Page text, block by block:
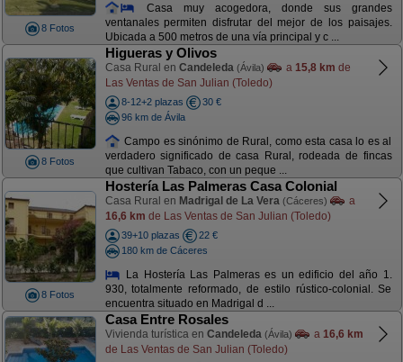
8 Fotos
Casa muy acogedora, donde sus grandes
ventanales permiten disfrutar del mejor de los paisajes.
Ubicada a 500 metros de una vía principal y c ...
8 Fotos
Higueras y Olivos
Casa Rural en Candeleda (Ávila) a 15,8 km de
Las Ventas de San Julian (Toledo)
8-12+2 plazas
30 €
96 km de Ávila
Campo es sinónimo de Rural, como esta casa lo es al
verdadero significado de casa Rural, rodeada de fincas
que cultivan Tabaco, con un peque ...
8 Fotos
Hostería Las Palmeras Casa Colonial
Casa Rural en Madrigal de La Vera (Cáceres)
a
16,6 km de Las Ventas de San Julian (Toledo)
39+10 plazas
22 €
180 km de Cáceres
La Hostería Las Palmeras es un edificio del año 1.
930, totalmente reformado, de estilo rústico-colonial. Se
encuentra situado en Madrigal d ...
Casa Entre Rosales
Vivienda turística en Candeleda (Ávila) a 16,6 km
de Las Ventas de San Julian (Toledo)